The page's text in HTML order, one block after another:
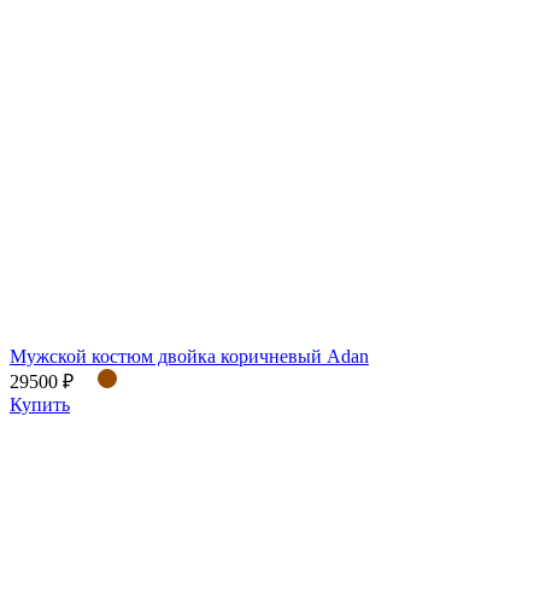
Мужской костюм двойка коричневый Adan
29500 ₽
Купить